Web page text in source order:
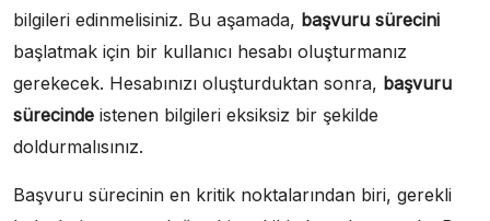
bilgileri edinmelisiniz. Bu aşamada, başvuru sürecini
başlatmak için bir kullanıcı hesabı oluşturmanız
gerekecek. Hesabınızı oluşturduktan sonra, başvuru
sürecinde istenen bilgileri eksiksiz bir şekilde
doldurmalısınız.
Başvuru sürecinin en kritik noktalarından biri, gerekli